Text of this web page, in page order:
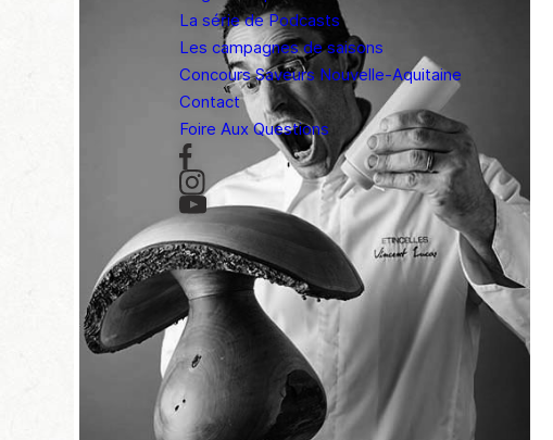
La série de Podcasts
Les campagnes de saisons
Concours Saveurs Nouvelle-Aquitaine
Contact
Foire Aux Questions